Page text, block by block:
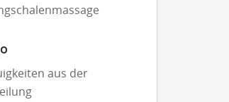
aus der